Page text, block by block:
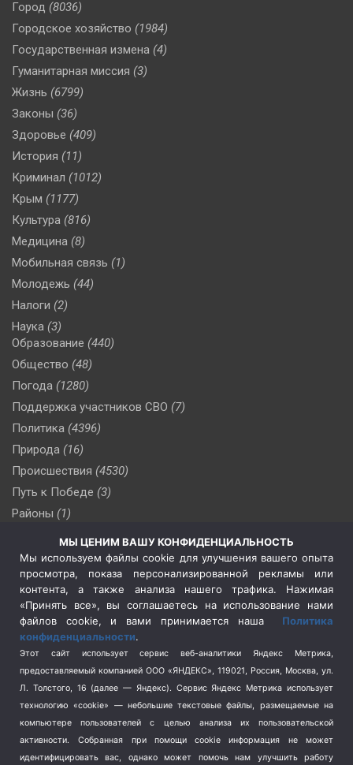
Город (8036)
Городское хозяйство (1984)
Государственная измена (4)
Гуманитарная миссия (3)
Жизнь (6799)
Законы (36)
Здоровье (409)
История (11)
Криминал (1012)
Крым (1177)
Культура (816)
Медицина (8)
Мобильная связь (1)
Молодежь (44)
Налоги (2)
Наука (3)
Образование (440)
Общество (48)
Погода (1280)
Поддержка участников СВО (7)
Политика (4396)
Природа (16)
Происшествия (4530)
Путь к Победе (3)
Районы (1)
(510)
Сельское хозяйство (3)
Социальная политика
(3)
Спецоперация в Украине
Спецоперация на Украине
(404)
Спорт (740)
Терроризм (1)
Транспорт (262)
Туризм (178)
МЫ ЦЕНИМ ВАШУ КОНФИДЕНЦИАЛЬНОСТЬ
Мы используем файлы cookie для улучшения вашего опыта
просмотра, показа персонализированной рекламы или
контента, а также анализа нашего трафика. Нажимая
«Принять все», вы соглашаетесь на использование нами
файлов cookie, и вами принимается наша Политика
конфиденциальности.
Этот сайт использует сервис веб-аналитики Яндекс Метрика,
предоставляемый компанией ООО «ЯНДЕКС», 119021, Россия, Москва, ул.
Л. Толстого, 16 (далее — Яндекс). Сервис Яндекс Метрика использует
технологию «cookie» — небольшие текстовые файлы, размещаемые на
компьютере пользователей с целью анализа их пользовательской
активности.
Собранная при помощи cookie информация не может
идентифицировать вас, однако может помочь нам улучшить работу